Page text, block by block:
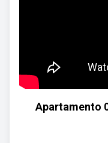
Apartamento